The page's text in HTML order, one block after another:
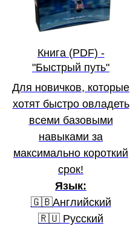
Книга (PDF) -
"Быстрый путь"
Для новичков, которые
хотят быстро овладеть
всеми базовыми
навыками за
максимально короткий
срок!
Язык:
🇬🇧Английский
🇷🇺 Русский